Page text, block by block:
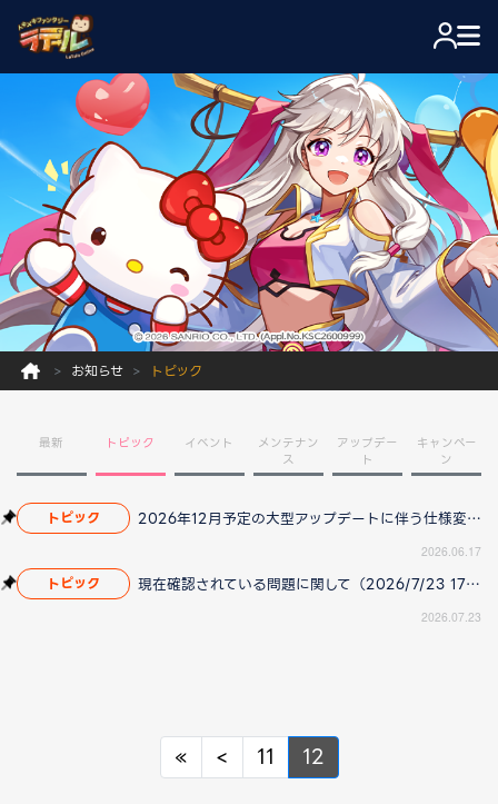
お知らせ トピック
最新 トピック イベント
メンテナン
ス
アップデー
ト
キャンペー
ン
トピック 2026年12月予定の大型アップデートに伴う仕様変更のお知らせ
2026.06.17
トピック 現在確認されている問題に関して（2026/7/23 17:00更新）
2026.07.23
«Previous
< Previous
11 12